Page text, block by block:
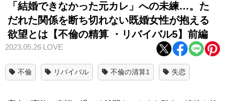
「結婚できなかった元カレ」への未練…。た
だれた関係を断ち切れない既婚女性が抱える
欲望とは【不倫の精算 ・リバイバル5】前編
2023.05.26 LOVE
不倫 リバイバル 不倫の清算1 失恋